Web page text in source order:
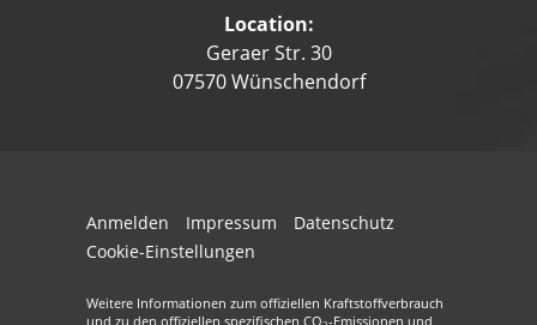
Location:
Geraer Str. 30
07570 Wünschendorf
Anmelden Impressum
Datenschutz
Cookie-Einstellungen
Weitere Informationen zum offiziellen Kraftstoffverbrauch
und zu den offiziellen spezifischen CO -Emissionen und